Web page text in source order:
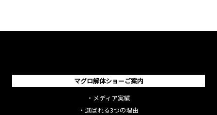
マグロ解体ショーご案内
・ メディア実績
・ 選ばれる3つの理由